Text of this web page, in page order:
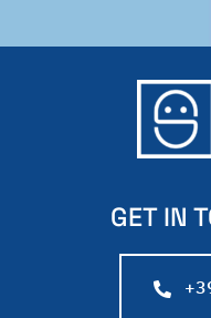
GET IN